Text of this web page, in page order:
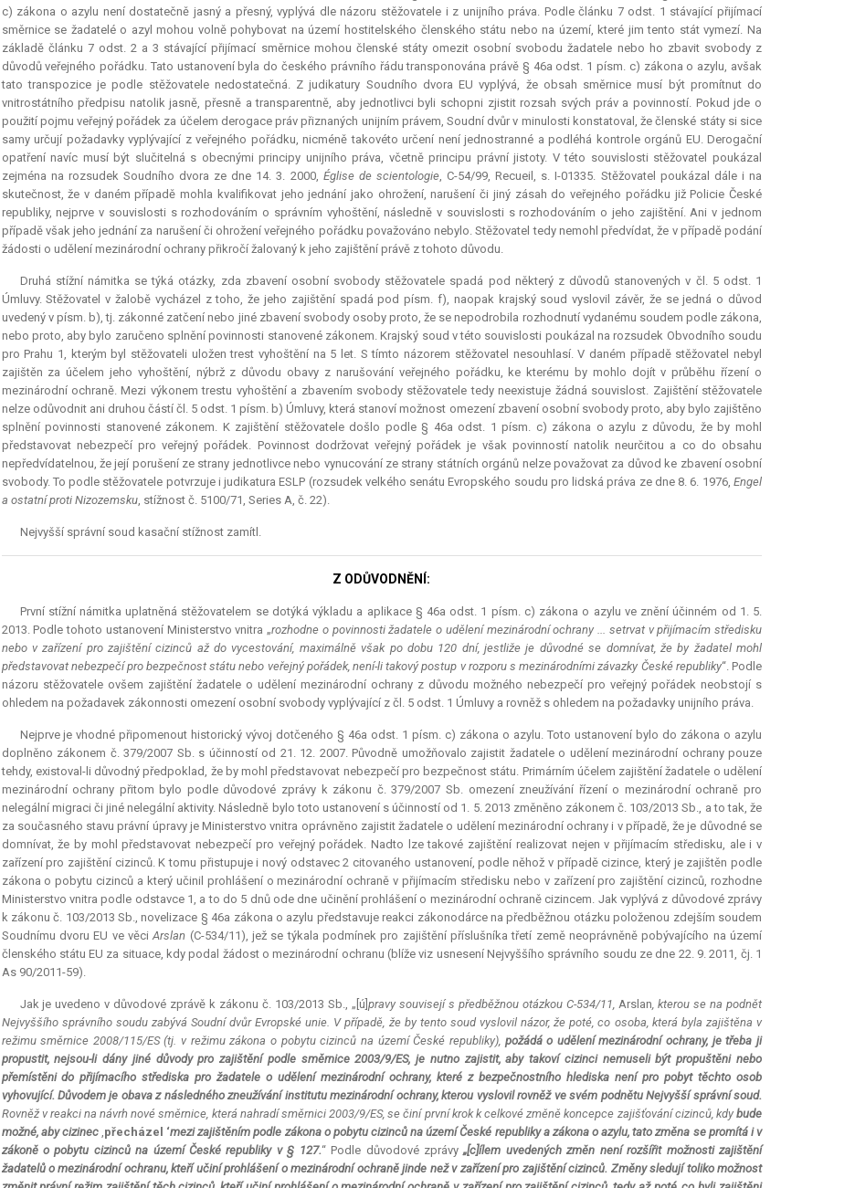
c) zákona o azylu není dostatečně jasný a přesný, vyplývá dle názoru stěžovatele i z unijního práva. Podle článku 7 odst. 1 stávající přijímací
směrnice se žadatelé o azyl mohou volně pohybovat na území hostitelského členského státu nebo na území, které jim tento stát vymezí. Na
základě článku 7 odst. 2 a 3 stávající přijímací směrnice mohou členské státy omezit osobní svobodu žadatele nebo ho zbavit svobody z
důvodů veřejného pořádku. Tato ustanovení byla do českého právního řádu transponována právě § 46a odst. 1 písm. c) zákona o azylu, avšak
tato transpozice je podle stěžovatele nedostatečná. Z judikatury Soudního dvora EU vyplývá, že obsah směrnice musí být promítnut do
vnitrostátního předpisu natolik jasně, přesně a transparentně, aby jednotlivci byli schopni zjistit rozsah svých práv a povinností. Pokud jde o
použití pojmu veřejný pořádek za účelem derogacepráv přiznaných unijním právem, Soudní dvůr v minulosti konstatoval, že členské státy si sice
samy určují požadavky vyplývající z veřejného pořádku, nicméně takovéto určení není jednostranné a podléhá kontrole orgánů EU. Derogační
opatření navíc musí být slučitelná s obecnými principy unijního práva, včetně principu právní jistoty. V této souvislosti stěžovatel poukázal
zejména na rozsudek Soudního dvora ze dne 14. 3. 2000, Église de scientologie, C-54/99, Recueil, s. I-01335. Stěžovatel poukázal dále i na
skutečnost, že v daném případě mohla kvalifikovat jeho jednání jako ohrožení, narušení či jiný zásah do veřejného pořádku již Policie České
republiky, nejprve v souvislosti s rozhodováním o správním vyhoštění, následně v souvislosti s rozhodováním o jeho zajištění. Ani v jednom
případě však jeho jednání za narušení či ohrožení veřejného pořádku považováno nebylo. Stěžovatel tedy nemohl předvídat, že v případě podání
žádosti o udělení mezinárodní ochrany přikročí žalovaný k jeho zajištění právě z tohoto důvodu.
Druhá stížní námitka se týká otázky, zda zbavení osobní svobody stěžovatele spadá pod některý z důvodů stanovených v čl. 5 odst. 1
Úmluvy. Stěžovatel v žalobě vycházel z toho, že jeho zajištění spadá pod písm. f), naopak krajský soud vyslovil závěr, že se jedná o důvod
uvedený v písm. b), tj. zákonné zatčení nebo jiné zbavení svobody osoby proto, že se nepodrobila rozhodnutí vydanému soudem podle zákona,
nebo proto, aby bylo zaručeno splnění povinnosti stanovené zákonem. Krajský soud v této souvislosti poukázal na rozsudek Obvodního soudu
pro Prahu 1, kterým byl stěžovateli uložen trest vyhoštění na 5 let. S tímto názorem stěžovatel nesouhlasí. V daném případě stěžovatel nebyl
zajištěn za účelem jeho vyhoštění, nýbrž z důvodu obavy z narušování veřejného pořádku, ke kterému by mohlo dojít v průběhu řízení o
mezinárodní ochraně. Mezi výkonem trestu vyhoštění a zbavením svobody stěžovatele tedy neexistuje žádná souvislost. Zajištění stěžovatele
nelze odůvodnit ani druhou částí čl. 5 odst. 1 písm. b) Úmluvy, která stanoví možnost omezení zbavení osobní svobody proto, aby bylo zajištěno
splnění povinnosti stanovené zákonem. K zajištění stěžovatele došlo podle § 46a odst. 1 písm. c) zákona o azylu z důvodu, že by mohl
představovat nebezpečí pro veřejný pořádek. Povinnost dodržovat veřejný pořádek je však povinností natolik neurčitou a co do obsahu
nepředvídatelnou, že její porušení ze strany jednotlivce nebo vynucování ze strany státních orgánů nelze považovat za důvod ke zbavení osobní
svobody. To podle stěžovatele potvrzuje ijudikatura ESLP (rozsudek velkého senátu Evropského soudu pro lidská práva ze dne 8. 6. 1976,Engel
a ostatní proti Nizozemsku, stížnost č. 5100/71, Series A, č. 22).
Nejvyšší správní soud kasační stížnost zamítl.
Z ODŮVODNĚNÍ:
První stížní námitka uplatněná stěžovatelem se dotýká výkladu a aplikace § 46a odst. 1 písm. c) zákona o azylu ve znění účinném od 1. 5.
2013. Podle tohoto ustanovení Ministerstvo vnitra „rozhodne o povinnosti žadatele o udělení mezinárodní ochrany ... setrvat v přijímacím středisku
nebo v zařízení pro zajištění cizinců až do vycestování, maximálně však po dobu 120 dní, jestliže je důvodné se domnívat, že by žadatel mohl
představovat nebezpečí pro bezpečnost státu nebo veřejný pořádek, není-li takový postup v rozporu s mezinárodními závazky České republiky“. Podle
názoru stěžovatele ovšem zajištění žadatele o udělení mezinárodní ochrany z důvodu možného nebezpečí pro veřejný pořádek neobstojí s
ohledem na požadavek zákonnosti omezení osobní svobody vyplývající z čl. 5 odst. 1 Úmluvy a rovněž s ohledem na požadavky unijního práva.
Nejprve je vhodné připomenout historický vývoj dotčeného § 46a odst. 1 písm. c) zákona o azylu. Toto ustanovení bylo do zákona o azylu
doplněno zákonem č. 379/2007 Sb. s účinností od 21. 12. 2007. Původně umožňovalo zajistit žadatele o udělení mezinárodní ochrany pouze
tehdy, existoval-li důvodný předpoklad, že by mohl představovat nebezpečí pro bezpečnost státu. Primárním účelem zajištění žadatele o udělení
mezinárodní ochrany přitom bylo podle důvodové zprávy k zákonu č. 379/2007 Sb. omezení zneužívání řízení o mezinárodní ochraně pro
nelegální migraci či jiné nelegální aktivity. Následně bylo toto ustanovení s účinností od 1. 5. 2013 změněno zákonem č. 103/2013 Sb., a to tak, že
za současného stavu právní úpravy je Ministerstvo vnitra oprávněno zajistit žadatele o udělení mezinárodní ochrany i v případě, že je důvodné se
domnívat, že by mohl představovat nebezpečí pro veřejný pořádek. Nadto lze takové zajištění realizovat nejen v přijímacím středisku, ale i v
zařízení pro zajištění cizinců. K tomu přistupuje i nový odstavec 2 citovaného ustanovení, podle něhož v případě cizince, který je zajištěn podle
zákona o pobytu cizinců a který učinil prohlášení o mezinárodní ochraně v přijímacím středisku nebo v zařízení pro zajištění cizinců, rozhodne
Ministerstvo vnitra podle odstavce 1, a to do 5 dnů ode dne učinění prohlášení o mezinárodní ochraně cizincem. Jak vyplývá z důvodové zprávy
k zákonu č. 103/2013 Sb., novelizace § 46a zákona o azylu představuje reakci zákonodárce na předběžnou otázku položenou zdejším soudem
Soudnímu dvoru EU ve věciArslan (C-534/11), jež se týkala podmínek pro zajištění příslušníka třetí země neoprávněně pobývajícího na území
členského státu EU za situace, kdy podal žádost o mezinárodní ochranu (blíže viz usnesení Nejvyššího správního soudu ze dne 22. 9. 2011, čj. 1
As 90/2011-59).
Jak je uvedeno v důvodové zprávě k zákonu č. 103/2013 Sb., „[ú]pravy souvisejí s předběžnou otázkou C-534/11, Arslan, kterou se na podnět
Nejvyššího správního soudu zabývá Soudní dvůr Evropské unie. V případě, že by tento soud vyslovil názor, že poté, co osoba, která byla zajištěna v
režimu směrnice 2008/115/ES (tj. v režimu zákona o pobytu cizinců na území České republiky), požádá o udělení mezinárodní ochrany, je třeba ji
propustit, nejsou-li dány jiné důvody pro zajištění podle směrnice 2003/9/ES, je nutno zajistit, aby takoví cizinci nemuseli být propuštěni nebo
přemístěni do přijímacího střediska pro žadatele o udělení mezinárodní ochrany, které z bezpečnostního hlediska není pro pobyt těchto osob
vyhovující. Důvodem je obava z následného zneužívání institutu mezinárodní ochrany, kterou vyslovil rovněž ve svém podnětu Nejvyšší správní soud.
Rovněž v reakci na návrh nové směrnice, která nahradí směrnici 2003/9/ES, se činí první krok k celkové změně koncepce zajišťování cizinců, kdy bude
možné, aby cizinec ,přecházel ‘mezi zajištěním podle zákona o pobytu cizinců na území České republiky a zákona o azylu, tato změna se promítá i v
zákoně o pobytu cizinců na území České republiky v § 127.“ Podle důvodové zprávy„[c]ílem uvedených změn není rozšířit možnosti zajištění
žadatelů o mezinárodní ochranu, kteří učiní prohlášení o mezinárodní ochraně jinde než v zařízení pro zajištění cizinců. Změny sledují toliko možnost